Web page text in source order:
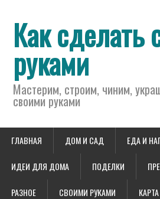
Как сделать
руками
Мастерим, строим, чиним,
своими руками
ГЛАВНАЯ ДОМ И САД ЕДА И
ИДЕИ ДЛЯ ДОМА ПОДЕЛКИ
РАЗНОЕ СВОИМИ РУКАМИ